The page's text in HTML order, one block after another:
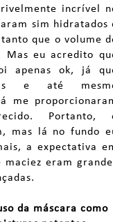
incrível
sim hidratados
que o volume
Mas eu acredito
apenas ok, já
e até
me
Portanto,
mas lá no fundo
a expectativa
eram
da máscara como